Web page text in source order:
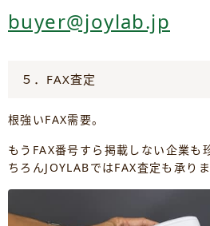
buyer@joylab.jp
５．FAX査定
根強いFAX需要。
もうFAX番号すら掲載しない企業も
ちろんJOYLABではFAX査定も承りま